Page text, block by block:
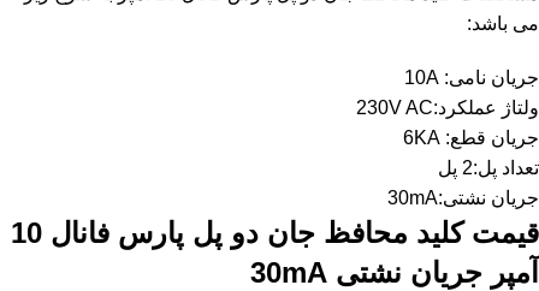
می باشد:
جریان نامی: 10A
ولتاژ عملکرد:230V AC
جریان قطع: 6KA
تعداد پل:2 پل
جریان نشتی:30mA
قیمت کلید محافظ جان دو پل پارس فانال 10
آمپر جریان نشتی 30mA